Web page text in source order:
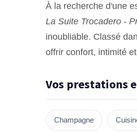
À la recherche d'une
La Suite Trocadero -
inoubliable. Classé
offrir confort, intimité
Vos prestations
Champagne